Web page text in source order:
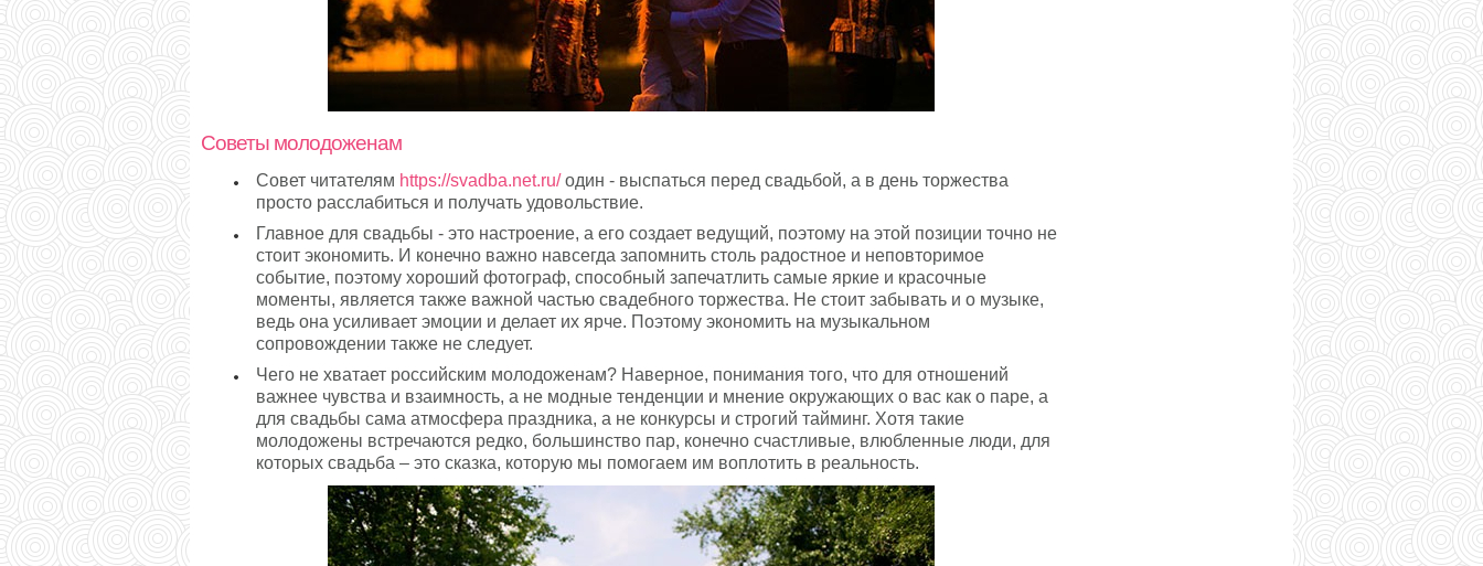
Советы молодоженам
Совет читателям https://svadba.net.ru/один - выспаться перед свадьбой, а в день торжества
просто расслабиться и получать удовольствие.
Главное для свадьбы - это настроение, а его создает ведущий, поэтому на этой позиции точно не
стоит экономить. И конечно важно навсегда запомнить столь радостное и неповторимое
событие, поэтому хороший фотограф, способный запечатлить самые яркие и красочные
моменты, является также важной частью свадебного торжества. Не стоит забывать и о музыке,
ведь она усиливает эмоции и делает их ярче. Поэтому экономить на музыкальном
сопровождении также не следует.
Чего не хватает российским молодоженам? Наверное, понимания того, что для отношений
важнее чувства и взаимность, а не модные тенденции и мнение окружающих о вас как о паре, а
для свадьбы сама атмосфера праздника, а не конкурсы и строгий тайминг. Хотя такие
молодожены встречаются редко, большинство пар, конечно счастливые, влюбленные люди, для
которых свадьба – это сказка, которую мы помогаем им воплотить в реальность.